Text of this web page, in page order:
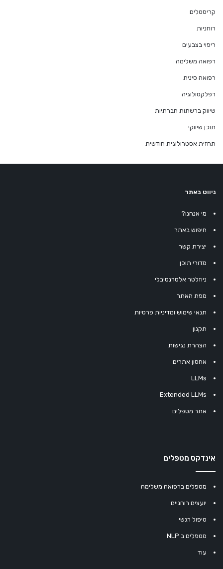
קריסטלים
רוחניות
ריפוי בצבעים
רפואה משלימה
רפואה סינית
רפלקסולוגיה
שיווק ברשתות חברתיות
תוכן שיווקי
תחזית אסטרולוגית חודשית
ניווט באתר
מי אנחנו?
חיפוש באתר
יצירת קשר
מדורי תוכן
ניוזלטר אלטרנטיבלי
מפת האתר
תנאי שימוש ומדיניות פרטיות
תקנון
הצהרת נגישות
אחסון אתרים
LLMs
Extended LLMs
אתר מטפלים
אינדקס מטפלים
מטפלים ברפואה משלימה
יועצים רוחניים
טיפול רגשי
מטפלים ב NLP
עוד